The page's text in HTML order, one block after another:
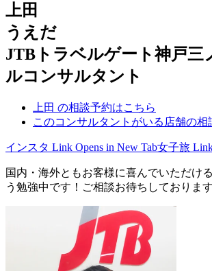
上田
うえだ
JTBトラベルゲート神戸三
ルコンサルタント
上田 の相談予約はこちら
このコンサルタントがいる店舗の相
インスタ Link Opens in New Tab女子旅
国内・海外ともお客様に喜んでいただけ
う勉強中です！ご相談お待ちしております